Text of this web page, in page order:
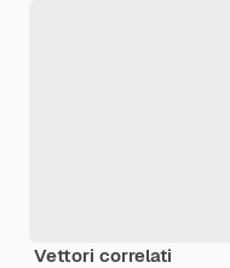
Vettori correlati